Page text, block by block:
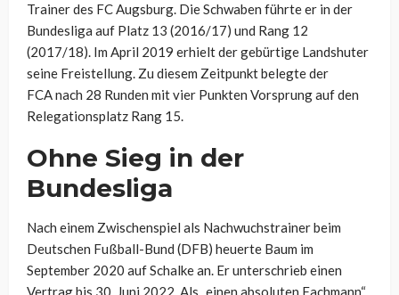
Trainer des FC Augsburg. Die Schwaben führte er in der
Bundesliga auf Platz 13 (2016/17) und Rang 12
(2017/18). Im April 2019 erhielt der gebürtige Landshuter
seine Freistellung. Zu diesem Zeitpunkt belegte der
FCA nach 28 Runden mit vier Punkten Vorsprung auf den
Relegationsplatz Rang 15.
Ohne Sieg in der
Bundesliga
Nach einem Zwischenspiel als Nachwuchstrainer beim
Deutschen Fußball-Bund (DFB) heuerte Baum im
September 2020 auf Schalke an. Er unterschrieb einen
Vertrag bis 30. Juni 2022. Als „einen absoluten Fachmann“